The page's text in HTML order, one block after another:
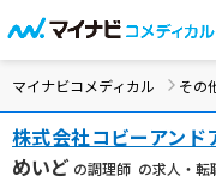
マイナビコメディカル その
株式会社コビーアンド
めいど の調理師 の求人・転